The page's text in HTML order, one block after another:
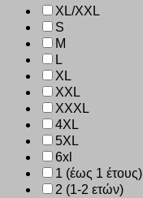
XL/XXL
S
M
L
XL
XXL
XXXL
4XL
5XL
6xl
1 (έως 1 έτους)
2 (1-2 ετών)